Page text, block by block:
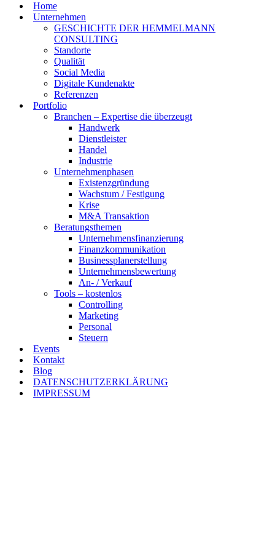
Home
Unternehmen
GESCHICHTE DER HEMMELMANN
CONSULTING
Standorte
Qualität
Social Media
Digitale Kundenakte
Referenzen
Portfolio
Branchen – Expertise die überzeugt
Handwerk
Dienstleister
Handel
Industrie
Unternehmenphasen
Existenzgründung
Wachstum / Festigung
Krise
M&A Transaktion
Beratungsthemen
Unternehmensfinanzierung
Finanzkommunikation
Businessplanerstellung
Unternehmensbewertung
An- / Verkauf
Tools – kostenlos
Controlling
Marketing
Personal
Steuern
Events
Kontakt
Blog
DATENSCHUTZERKLÄRUNG
IMPRESSUM